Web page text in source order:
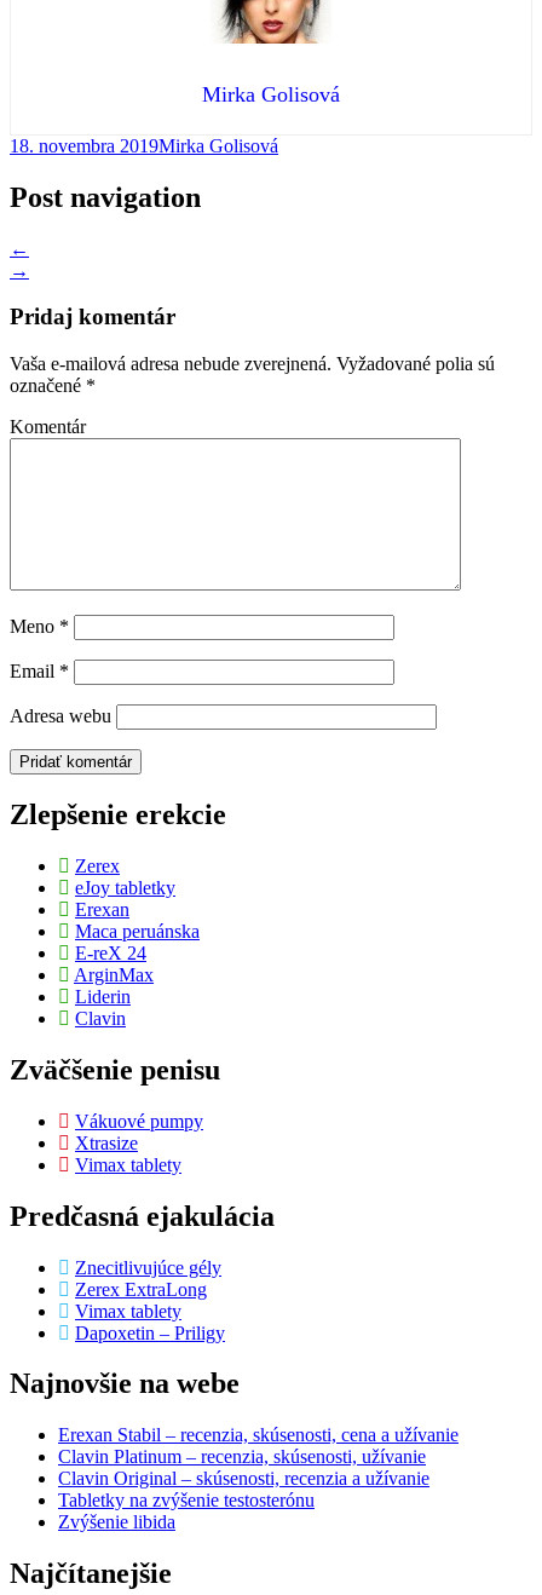
Mirka Golisová
18. novembra 2019Mirka Golisová
Post navigation
←
→
Pridaj komentár
Vaša e-mailová adresa nebude zverejnená. Vyžadované polia sú
označené *
Komentár
Meno *
Email *
Adresa webu
Zlepšenie erekcie
Zerex
eJoy tabletky
Erexan
Maca peruánska
E-reX 24
ArginMax
Liderin
Clavin
Zväčšenie penisu
Vákuové pumpy
Xtrasize
Vimax tablety
Predčasná ejakulácia
Znecitlivujúce gély
Zerex ExtraLong
Vimax tablety
Dapoxetin – Priligy
Najnovšie na webe
Erexan Stabil – recenzia, skúsenosti, cena a užívanie
Clavin Platinum – recenzia, skúsenosti, užívanie
Clavin Original – skúsenosti, recenzia a užívanie
Tabletky na zvýšenie testosterónu
Zvýšenie libida
Najčítanejšie